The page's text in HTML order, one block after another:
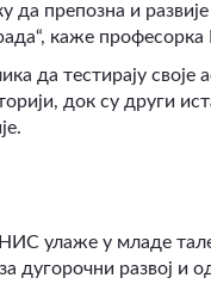
да препозна и
каже професорка
да тестирају
док су други
улаже у младе
дугорочни развој и